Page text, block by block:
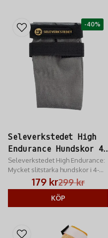
Seleverkstedet High
Endurance Hundskor 4-
p Grå XL
Seleverkstedet High Endurance:
Mycket slitstarka hundskor i 4-
pack. Skyddar mot vassa stenar,
skare och salt. Optimal passform
299 kr
179 kr
KÖP
-40%